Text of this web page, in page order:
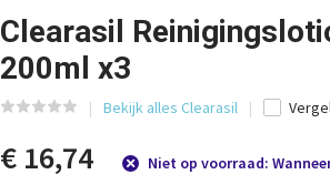
Clearasil
200ml x3
Bekijk alles Clearasil
€ 16,74 Niet op voorraad: